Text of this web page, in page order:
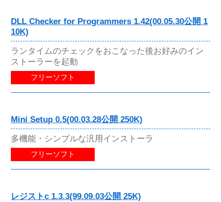
DLL Checker for Programmers 1.42(00.05.30公開 1
10K)
ランタイムのチェックをおこなった後お好みのイン
ストーラーを起動
フリーソフト
Mini Setup 0.5(00.03.28公開 250K)
多機能・シンプルな汎用インストーラ
フリーソフト
レジストc 1.3.3(99.09.03公開 25K)